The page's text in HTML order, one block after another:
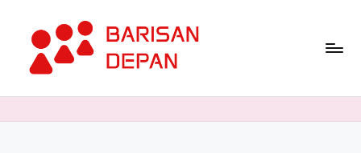
content
Terupdate